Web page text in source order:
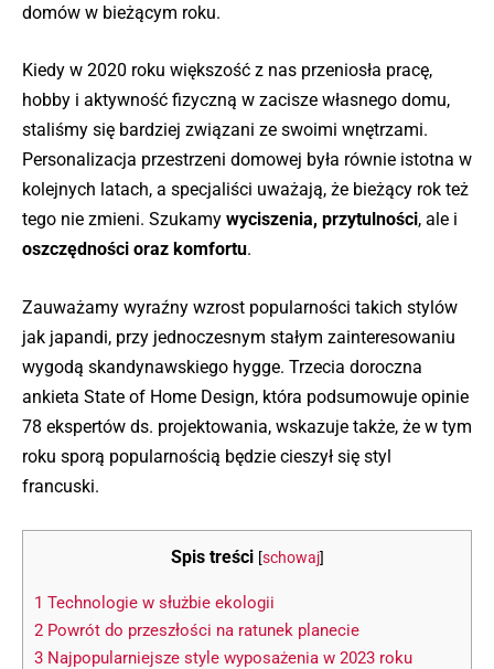
domów w bieżącym roku.
Kiedy w 2020 roku większość z nas przeniosła pracę,
hobby i aktywność fizyczną w zacisze własnego domu,
staliśmy się bardziej związani ze swoimi wnętrzami.
Personalizacja przestrzeni domowej była równie istotna w
kolejnych latach, a specjaliści uważają, że bieżący rok też
tego nie zmieni. Szukamy wyciszenia, przytulności, ale i
oszczędności oraz komfortu.
Zauważamy wyraźny wzrost popularności takich stylów
jak japandi, przy jednoczesnym stałym zainteresowaniu
wygodą skandynawskiego hygge. Trzecia doroczna
ankieta State of Home Design, która podsumowuje opinie
78 ekspertów ds. projektowania, wskazuje także, że w tym
roku sporą popularnością będzie cieszył się styl
francuski.
Spis treści [schowaj]
1 Technologie w służbie ekologii
2 Powrót do przeszłości na ratunek planecie
3 Najpopularniejsze style wyposażenia w 2023 roku